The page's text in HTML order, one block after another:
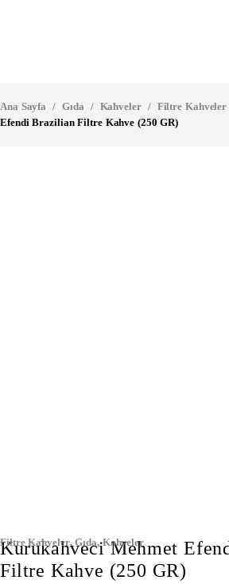
Ana Sayfa / Gıda / Kahveler / Filtre Kahveler
Efendi Brazilian Filtre Kahve (250 GR)
Filtre Kahveler,Gıda,Kahveler
Kurukahveci Mehmet
Filtre Kahve (250 GR)